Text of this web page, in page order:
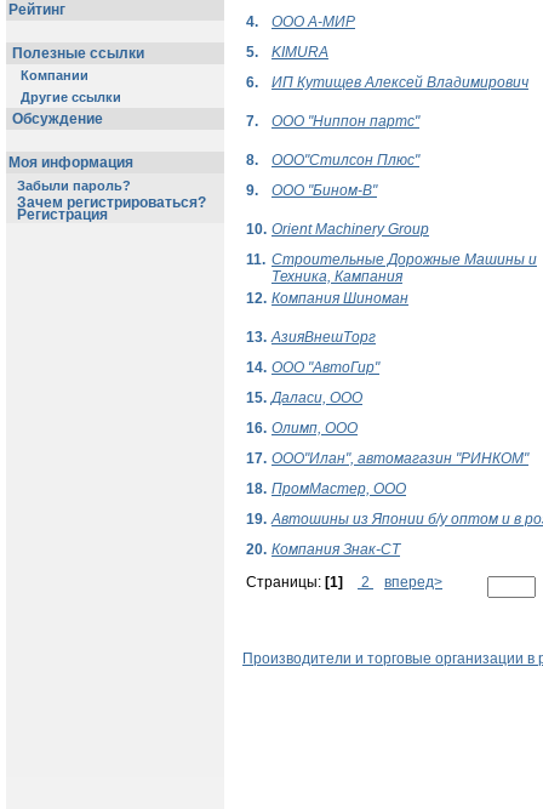
Рейтинг
Полезные ссылки
Компании
Другие ссылки
Обсуждение
Моя информация
Забыли пароль?
Зачем регистрироваться?
Регистрация
4.
ООО А-МИР
5.
KIMURA
6.
ИП Кутищев Алексей Владимирович
7. ООО "Ниппон партс"
8.
ООО"Стилсон Плюс"
9.
ООО "Бином-В"
10. Orient Machinery Group
11. Строительные Дорожные Машины и
Техника, Кампания
12. Компания Шиноман
13. АзияВнешТорг
14. ООО "АвтоГир"
15. Даласи, ООО
16. Олимп, ООО
17. ООО"Илан", автомагазин "РИНКОМ"
18. ПромМастер, ООО
19. Автошины из Японии б/у оптом и в
20. Компания Знак-СТ
Страницы: [1] 2 вперед>
Производители и торговые организации в